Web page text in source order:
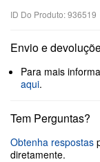
ID Do Produto: 936519
Envio e
Para mais
aqui.
Tem Perguntas?
Obtenha respostas
diretamente.